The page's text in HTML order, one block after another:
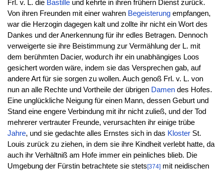
Frl. v. L. die Bastilleund kehrte in ihren frühern Dienst zurück.
Von ihren Freunden mit einer wahren Begeisterungempfangen,
war die Herzogin dagegen kalt und zollte ihr nicht ein Wort des
Dankes und der Anerkennung für ihr edles Betragen. Dennoch
verweigerte sie ihre Beistimmung zur Vermählung der L. mit
dem berühmten Dacier, wodurch ihr ein unabhängiges Loos
gesichert worden wäre, indem sie das Versprechen gab, auf
andere Art für sie sorgen zu wollen. Auch genoß Frl. v. L. von
nun an alle Rechte und Vortheile der übrigen Damendes Hofes.
Eine unglückliche Neigung für einen Mann, dessen Geburt und
Stand eine engere Verbindung mit ihr nicht zuließ, und der Tod
mehrerer vertrauter Freunde, verursachten ihr einige trübe
Jahre, und sie gedachte alles Ernstes sich in das KlosterSt.
Louis zurück zu ziehen, in dem sie ihre Kindheit verlebt hatte, da
auch ihr Verhältniß am Hofe immer ein peinliches blieb. Die
Umgebung der Fürstin betrachtete sie stets [374]mit neidischen